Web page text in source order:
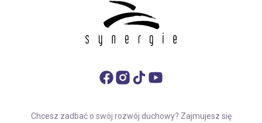
Chcesz zadbać o swój rozwój duchowy? Zajmujesz się